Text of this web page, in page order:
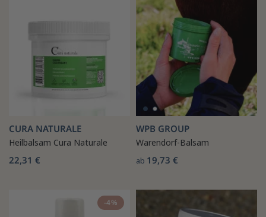
CURA NATURALE
Heilbalsam Cura Naturale
22,31 €
WPB GROUP
Warendorf-Balsam
ab 19,73 €
-4%